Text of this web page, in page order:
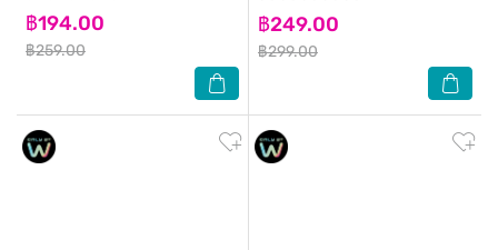
฿194.00
฿259.00
฿249.00
฿299.00